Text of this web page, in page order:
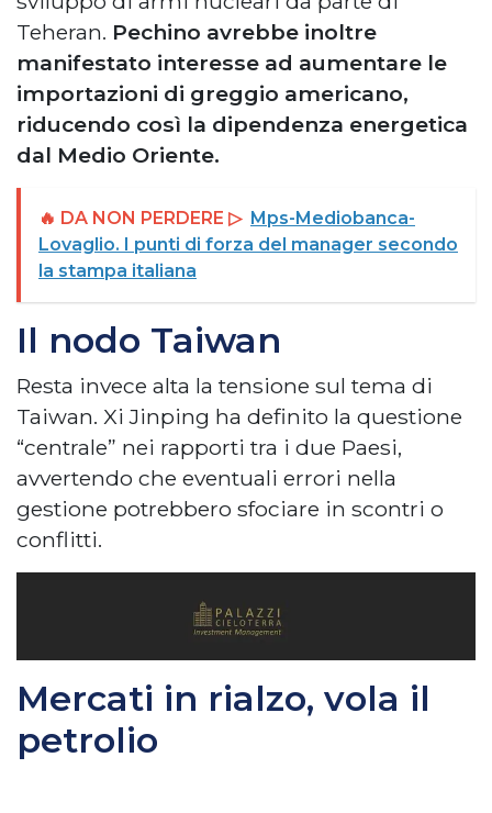
Teheran. Pechino avrebbe inoltre
manifestato interesse ad aumentare le
importazioni di greggio americano,
riducendo così la dipendenza energetica
dal Medio Oriente.
🔥 DA NON PERDERE ▷ Mps-Mediobanca-
Lovaglio. I punti di forza del manager secondo
la stampa italiana
Il nodo Taiwan
Resta invece alta la tensione sul tema di
Taiwan. Xi Jinping ha definito la questione
“centrale” nei rapporti tra i due Paesi,
avvertendo che eventuali errori nella
gestione potrebbero sfociare in scontri o
conflitti.
Mercati in rialzo, vola il
petrolio